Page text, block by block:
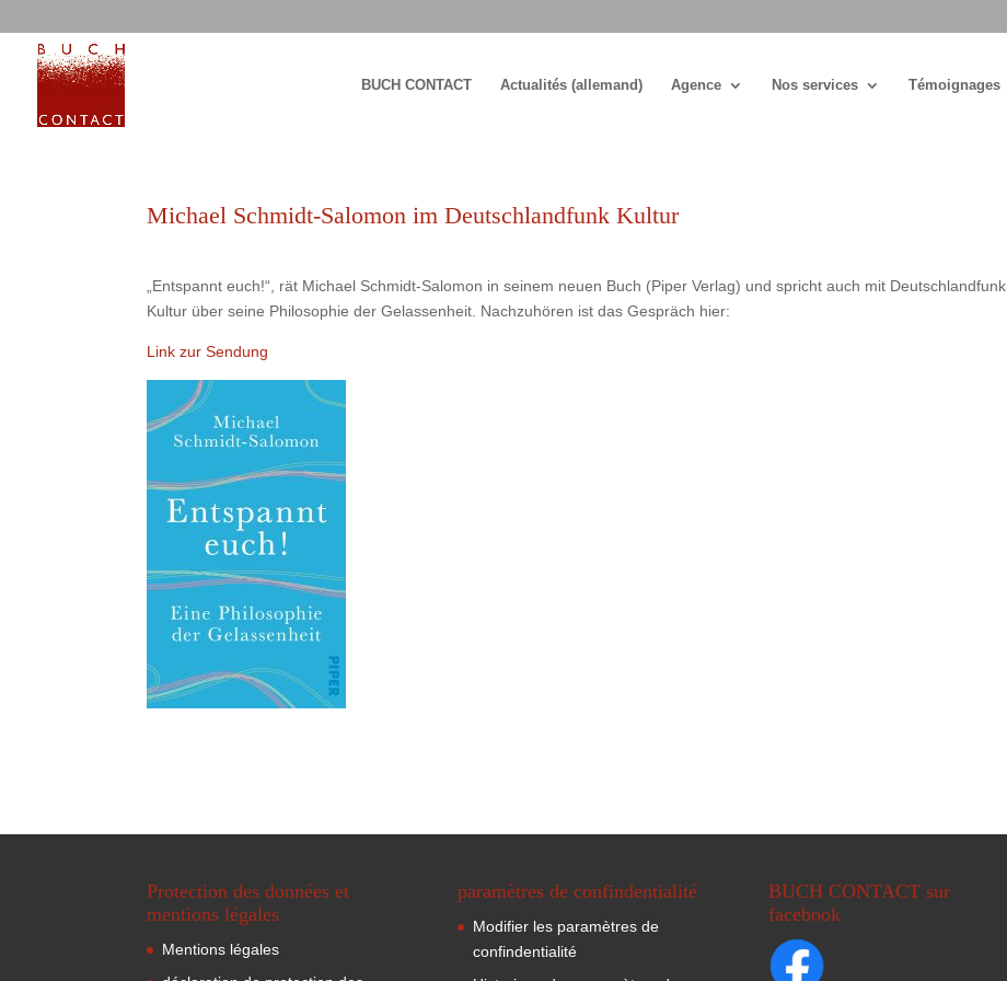
BUCH CONTACT Actualités (allemand) Agence Nos services Témoignages
Michael Schmidt-Salomon im Deutschlandfunk Kultur
„Entspannt euch!“, rät Michael Schmidt-Salomon in seinem neuen Buch (Piper Verlag) und spricht auch mit Deutschlandfunk
Kultur über seine Philosophie der Gelassenheit. Nachzuhören ist das Gespräch hier:
Link zur Sendung
Protection des données et
mentions légales
Mentions légales
paramètres de confindentialité
Modifier les paramètres de
confindentialité
BUCH CONTACT sur
facebook